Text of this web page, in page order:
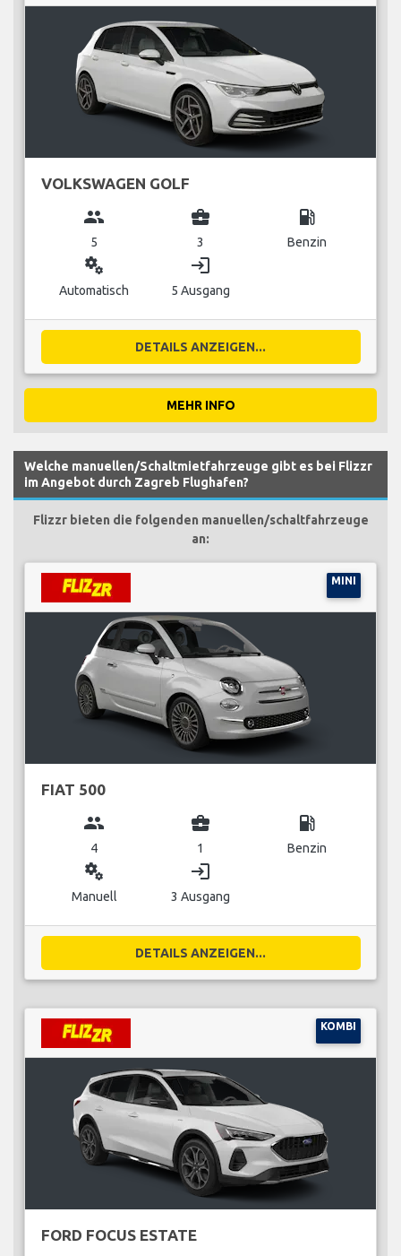
VOLKSWAGEN GOLF
group
5
business_center
3
local_gas_station
Benzin
miscellaneous_services
Automatisch
login
5 Ausgang
DETAILS ANZEIGEN...
MEHR INFO
Welche manuellen/Schaltmietfahrzeuge gibt es bei Flizzr
im Angebot durch Zagreb Flughafen?
Flizzr bieten die folgenden manuellen/schaltfahrzeuge
an:
MINI
FIAT 500
group
4
business_center
1
local_gas_station
Benzin
miscellaneous_services
Manuell
login
3 Ausgang
DETAILS ANZEIGEN...
KOMBI
FORD FOCUS ESTATE